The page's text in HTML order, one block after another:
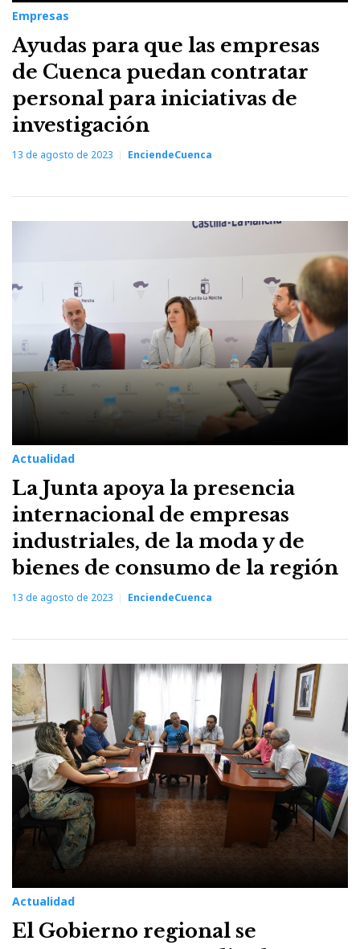
Empresas
Ayudas para que las empresas
de Cuenca puedan contratar
personal para iniciativas de
investigación
13 de agosto de 2023 EnciendeCuenca
Actualidad
La Junta apoya la presencia
internacional de empresas
industriales, de la moda y de
bienes de consumo de la región
13 de agosto de 2023 EnciendeCuenca
Actualidad
El Gobierno regional se